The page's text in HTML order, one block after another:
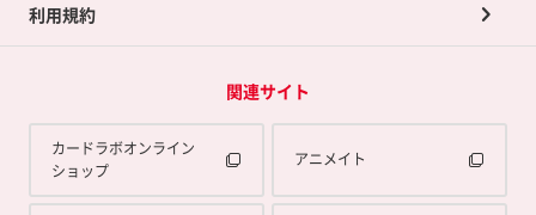
利用規約
関連サイト
カードラボオンライン
ショップ
アニメイト